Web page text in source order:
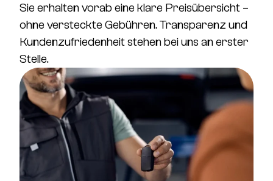
Sie erhalten vorab eine klare Preisübersicht –
ohne versteckte Gebühren. Transparenz und
Kundenzufriedenheit stehen bei uns an erster
Stelle.